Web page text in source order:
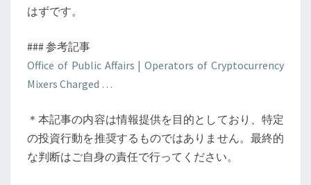
はずです。
### 参考記事
Office of Public Affairs | Operators of Cryptocurrency
Mixers Charged …
＊本記事の内容は情報提供を目的としており、特定
の投資行動を推奨するものではありません。最終的
な判断はご自身の責任で行ってください。